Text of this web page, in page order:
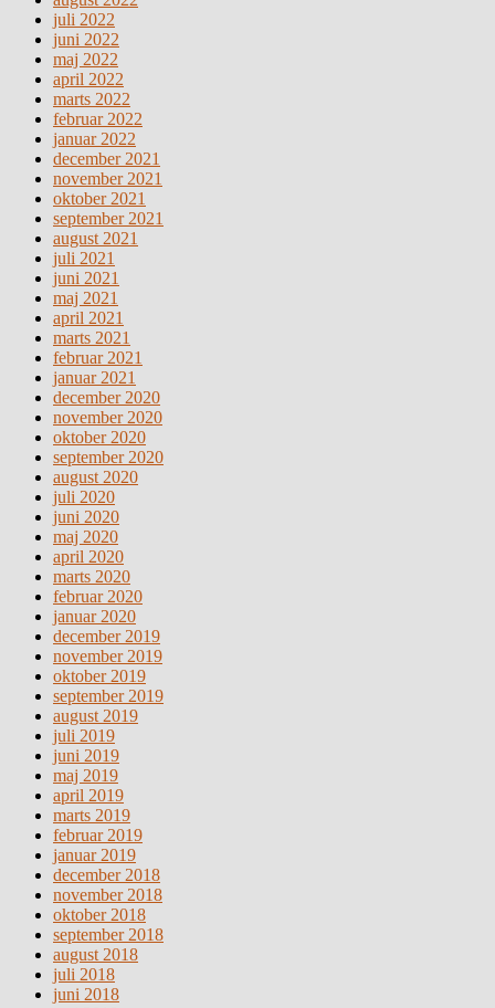
juli 2022
juni 2022
maj 2022
april 2022
marts 2022
februar 2022
januar 2022
december 2021
november 2021
oktober 2021
september 2021
august 2021
juli 2021
juni 2021
maj 2021
april 2021
marts 2021
februar 2021
januar 2021
december 2020
november 2020
oktober 2020
september 2020
august 2020
juli 2020
juni 2020
maj 2020
april 2020
marts 2020
februar 2020
januar 2020
december 2019
november 2019
oktober 2019
september 2019
august 2019
juli 2019
juni 2019
maj 2019
april 2019
marts 2019
februar 2019
januar 2019
december 2018
november 2018
oktober 2018
september 2018
august 2018
juli 2018
juni 2018